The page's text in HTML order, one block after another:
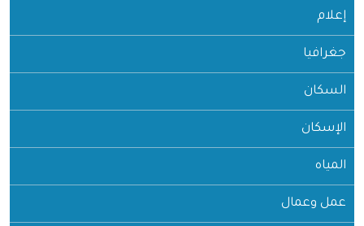
إعلام
جغرافيا
السكان
الإسكان
المياه
عمل وعمال